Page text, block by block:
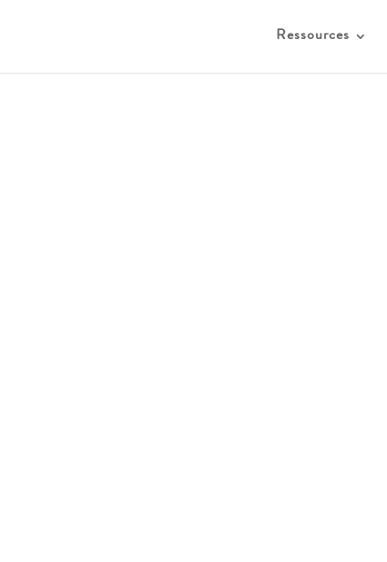
Ressources